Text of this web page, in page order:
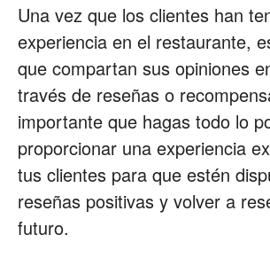
Una vez que los clientes han
experiencia en el restaurante,
que compartan sus opiniones
través de reseñas o
importante que hagas todo lo
proporcionar una experiencia
tus clientes para que estén
reseñas positivas y volver a
futuro.